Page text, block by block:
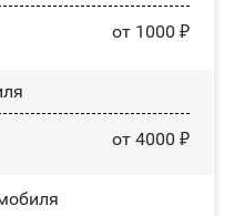
от 1000 ₽
от 4000 ₽